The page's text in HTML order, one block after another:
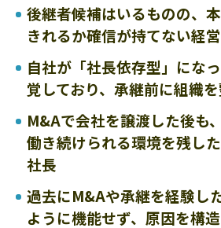
後継者候補はいるものの、
きれるか確信が持てない経
自社が「社長依存型」にな
覚しており、承継前に組織
M&Aで会社を譲渡した後も
働き続けられる環境を残し
社長
過去にM&Aや承継を経験し
ように機能せず、原因を構